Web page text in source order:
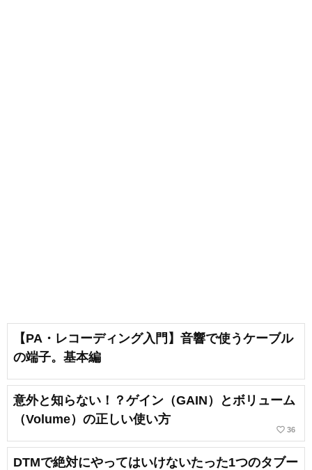
【PA・レコーディング入門】音響で使うケーブル
の端子。基本編
意外と知らない！？ゲイン（GAIN）とボリューム
（Volume）の正しい使い方
favorite_border 36
DTMで絶対にやってはいけないたった1つのタブー